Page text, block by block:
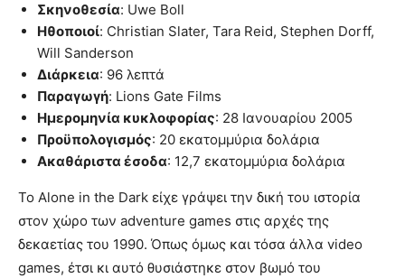
Σκηνοθεσία: Uwe Boll
Ηθοποιοί: Christian Slater, Tara Reid, Stephen Dorff,
Will Sanderson
Διάρκεια: 96 λεπτά
Παραγωγή: Lions Gate Films
Ημερομηνία κυκλοφορίας: 28 Ιανουαρίου 2005
Προϋπολογισμός: 20 εκατομμύρια δολάρια
Ακαθάριστα έσοδα: 12,7 εκατομμύρια δολάρια
Το Alone in the Dark είχε γράψει την δική του ιστορία
στον χώρο των adventure games στις αρχές της
δεκαετίας του 1990. Όπως όμως και τόσα άλλα video
games, έτσι κι αυτό θυσιάστηκε στον βωμό του